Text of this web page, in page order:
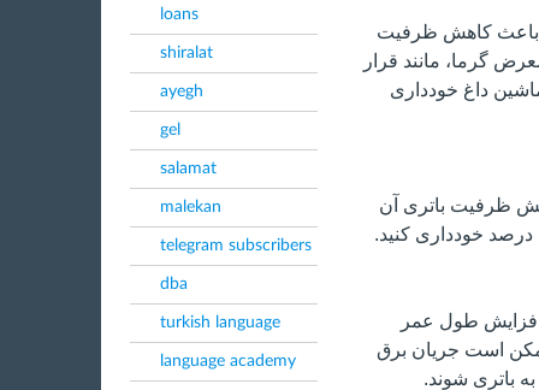
loans
shiralat
ayegh
gel
salamat
malekan
telegram subscribers
dba
turkish language
language academy
باعث کاهش ظرفیت
گرما، مانند قرار
داغ خودداری
ظرفیت باتری آن
طول عمر
است جریان برق
باتری شوند.